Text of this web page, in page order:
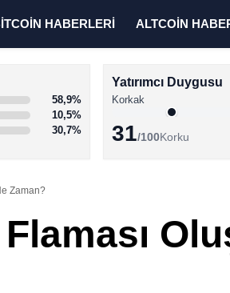
HABERLERİ ALTCOİN
58,9%
10,5%
30,7%
Yatırımcı Duygusu
Korkak
31/100Korku
Zaman?